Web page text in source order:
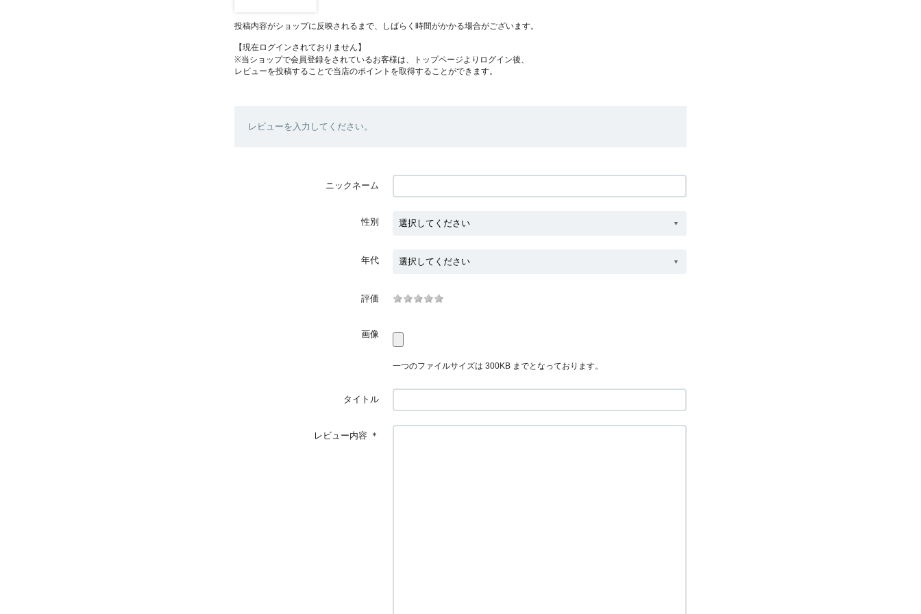
投稿内容がショップに反映されるまで、しばらく時間がかかる場合がございます。
【現在ログインされておりません】
※当ショップで会員登録をされているお客様は、トップページよりログイン後、
レビューを投稿することで当店のポイントを取得することができます。
レビューを入力してください。
ニックネーム
性別
年代
評価
画像
一つのファイルサイズは 300KB までとなっております。
タイトル
レビュー内容 ＊